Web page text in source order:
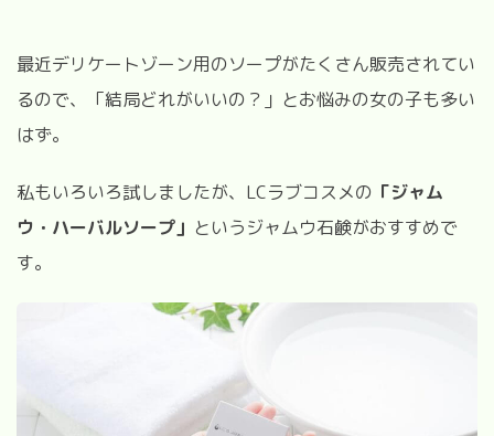
最近デリケートゾーン用のソープがたくさん販売されてい
るので、「結局どれがいいの？」とお悩みの女の子も多い
はず。
私もいろいろ試しましたが、LCラブコスメの 「ジャム
ウ・ハーバルソープ」 というジャムウ石鹸がおすすめで
す。